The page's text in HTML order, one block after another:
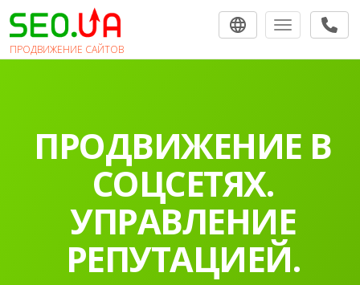
ПРОДВИЖЕНИЕ САЙТОВ
Toggle
ПРОДВИЖЕНИЕ В
СОЦСЕТЯХ.
УПРАВЛЕНИЕ
РЕПУТАЦИЕЙ.